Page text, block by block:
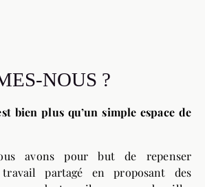
NOUS ?
bien plus qu’un simple espace de
avons pour but de repenser
travail partagé en proposant des